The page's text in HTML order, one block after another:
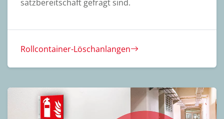
satz­bereit­schaft ge­fragt sind.
Rollcontainer-Löschanlangen